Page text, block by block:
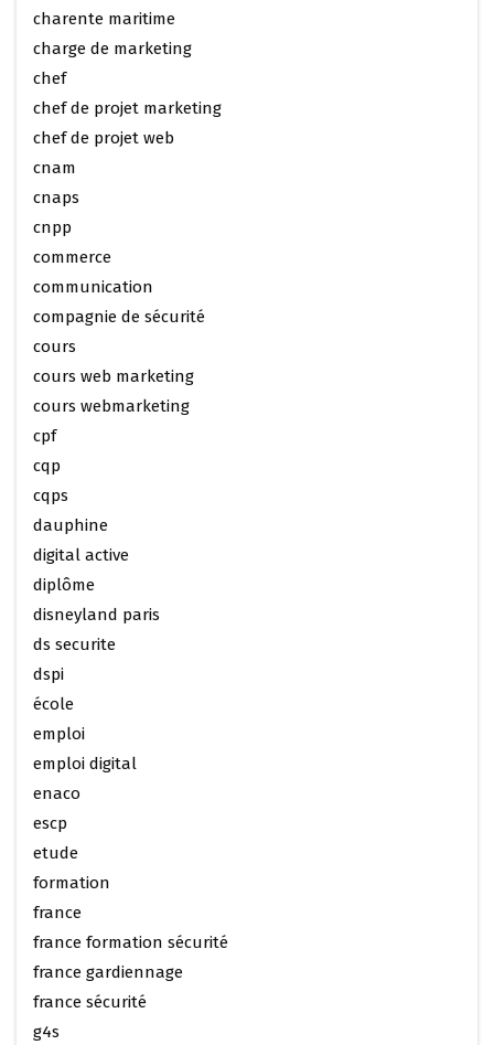
charente maritime
charge de marketing
chef
chef de projet marketing
chef de projet web
cnam
cnaps
cnpp
commerce
communication
compagnie de sécurité
cours
cours web marketing
cours webmarketing
cpf
cqp
cqps
dauphine
digital active
diplôme
disneyland paris
ds securite
dspi
école
emploi
emploi digital
enaco
escp
etude
formation
france
france formation sécurité
france gardiennage
france sécurité
g4s